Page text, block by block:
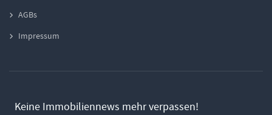
AGBs
Impressum
Keine Immobiliennews mehr verpassen!